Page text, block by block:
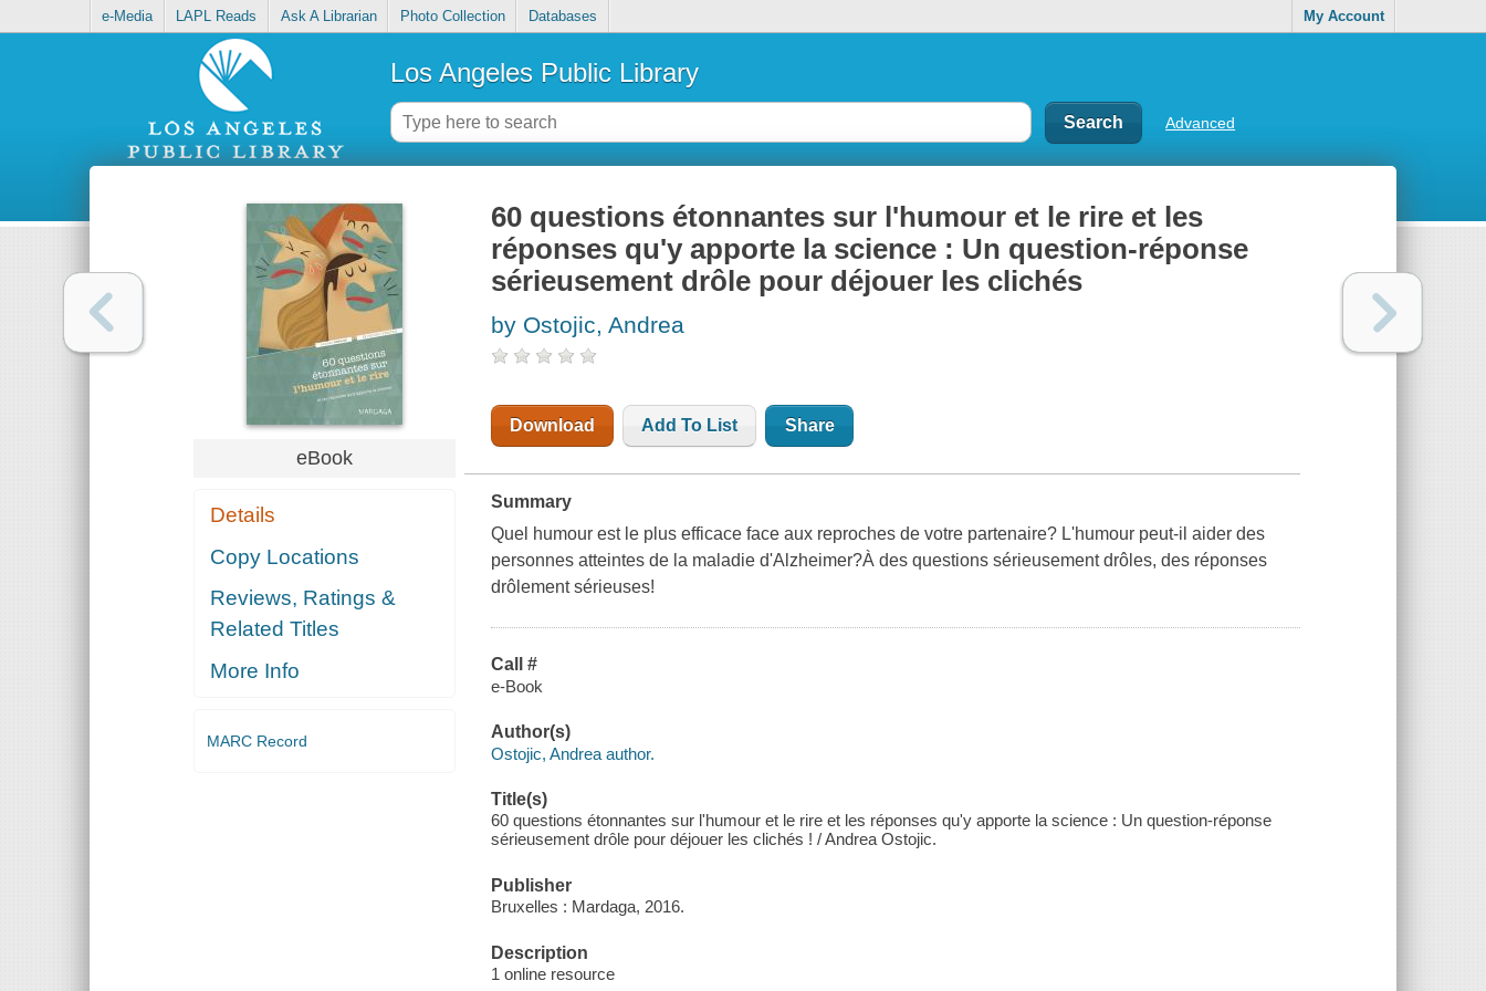
e-Media LAPL Reads Ask A Librarian Photo Collection Databases My Account
Los Angeles Public Library
Advanced
eBook
Details
Copy Locations
Reviews, Ratings &
Related Titles
More Info
MARC Record
60 questions étonnantes sur l'humour et le rire et les
réponses qu'y apporte la science : Un question-réponse
sérieusement drôle pour déjouer les clichés
by Ostojic, Andrea
Download Add To List Share
Summary
Quel humour est le plus efficace face aux reproches de votre partenaire? L'humour peut-il aider des
personnes atteintes de la maladie d'Alzheimer?À des questions sérieusement drôles, des réponses
drôlement sérieuses!
Call #
e-Book
Author(s)
Ostojic, Andrea author.
Title(s)
60 questions étonnantes sur l'humour et le rire et les réponses qu'y apporte la science : Un question-réponse
sérieusement drôle pour déjouer les clichés ! / Andrea Ostojic.
Publisher
Bruxelles : Mardaga, 2016.
Description
1 online resource